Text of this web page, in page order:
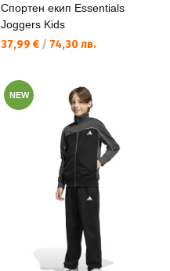
Спортен екип Essentials
Joggers Kids
Текуща цена:
37,99 € / 74,30 лв.
NEW